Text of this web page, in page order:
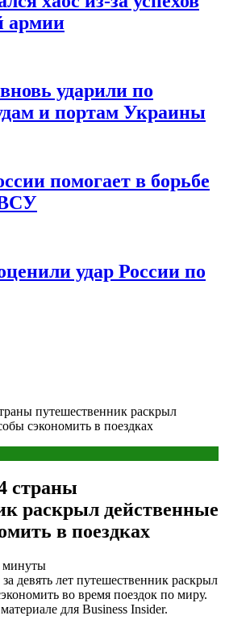
армии
ударили по
и портам Украины
помогает в борьбе
удар России по
путешественник раскрыл
сэкономить в поездках
страны
раскрыл действенные
в поездках
минуты
девять лет путешественник раскрыл
во время поездок по миру.
для Business Insider.